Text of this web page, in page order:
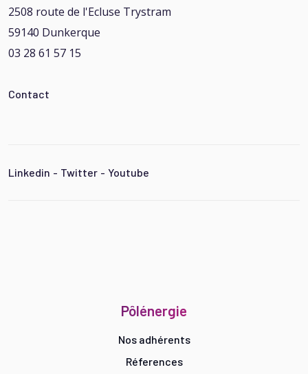
2508 route de l'Ecluse Trystram
59140 Dunkerque
03 28 61 57 15
Contact
Linkedin - Twitter - Youtube
Pôlénergie
Nos adhérents
Réferences